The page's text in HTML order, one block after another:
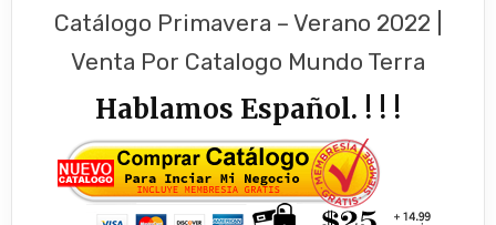
Catálogo Primavera – Verano 2022 |
Venta Por Catalogo Mundo Terra
Hablamos Español. ! ! !